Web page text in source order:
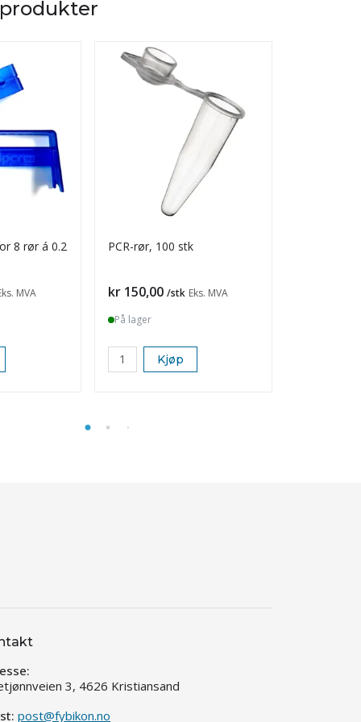
8 rør á 0.2
MVA
PCR-rør, 100 stk
Pris
kr 150,00 /stk Eks. MVA
På lager
Kjøp
3, 4626 Kristiansand
post@fybikon.no